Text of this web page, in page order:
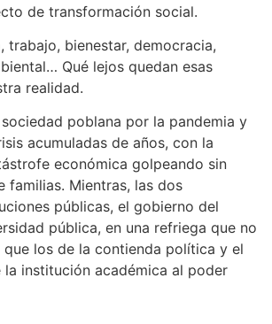
de transformación social.
trabajo, bienestar, democracia,
Qué lejos quedan esas
realidad.
poblana por la pandemia y
acumuladas de años, con la
económica golpeando sin
familias. Mientras, las dos
públicas, el gobierno del
pública, en una refriega que no
los de la contienda política y el
la institución académica al poder